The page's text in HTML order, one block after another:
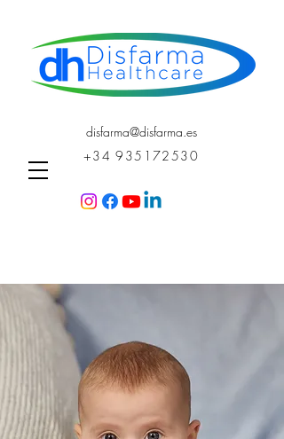
disfarma@disfarma.es
+34 935172530